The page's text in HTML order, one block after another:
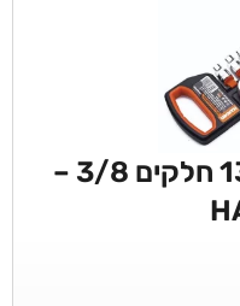
סט בוקסות מקצועי 13 חלקים 3/8 –